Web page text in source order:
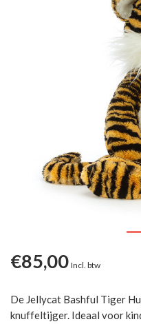
€85,00 Incl. btw
De Jellycat Bashful Tiger
knuffeltijger. Ideaal voor